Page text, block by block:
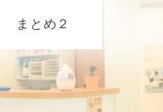
まとめ２